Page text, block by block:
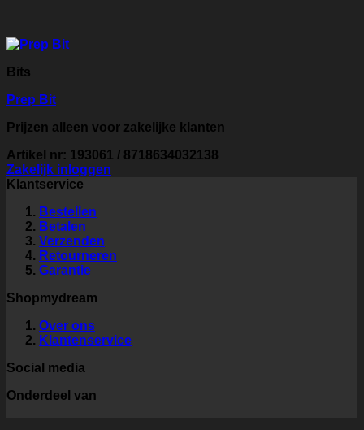
Bits
Prep Bit
Prijzen alleen voor zakelijke klanten
Artikel nr: 193061 / 8718634032138
Zakelijk inloggen
Klantservice
Bestellen
Betalen
Verzenden
Retourneren
Garantie
Shopmydream
Over ons
Klantenservice
Social media
Onderdeel van